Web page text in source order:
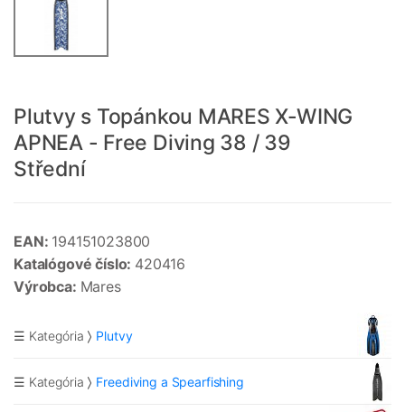
Plutvy s Topánkou MARES X-WING
APNEA - Free Diving 38 / 39
Střední
EAN: 194151023800
Katalógové číslo: 420416
Výrobca: Mares
☰ Kategória Plutvy
☰ Kategória Freediving a Spearfishing